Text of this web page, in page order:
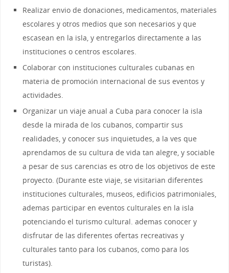
Realizar envio de donaciones, medicamentos, materiales
escolares y otros medios que son necesarios y que
escasean en la isla, y entregarlos directamente a las
instituciones o centros escolares.
Colaborar con instituciones culturales cubanas en
materia de promoción internacional de sus eventos y
actividades.
Organizar un viaje anual a Cuba para conocer la isla
desde la mirada de los cubanos, compartir sus
realidades, y conocer sus inquietudes, a la ves que
aprendamos de su cultura de vida tan alegre, y sociable
a pesar de sus carencias es otro de los objetivos de este
proyecto. (Durante este viaje, se visitarian diferentes
instituciones culturales, museos, edificios patrimoniales,
ademas participar en eventos culturales en la isla
potenciando el turismo cultural. ademas conocer y
disfrutar de las diferentes ofertas recreativas y
culturales tanto para los cubanos, como para los
turistas).